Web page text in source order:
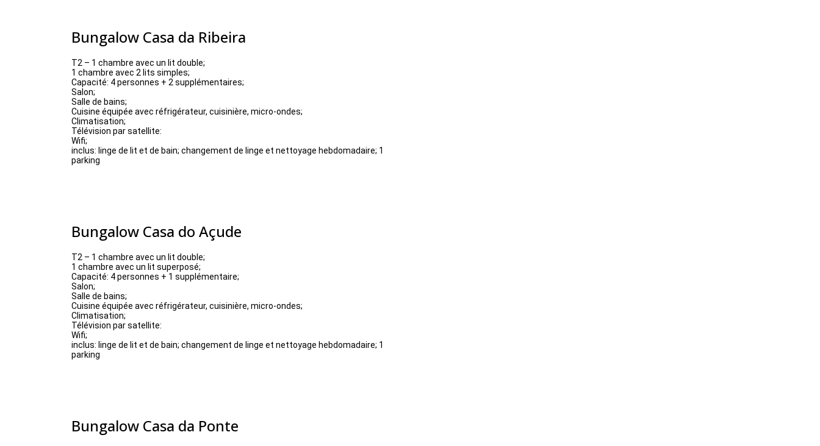
Bungalow Casa da Ribeira
T2 – 1 chambre avec un lit double;
1 chambre avec 2 lits simples;
Capacité: 4 personnes + 2 supplémentaires;
Salon;
Salle de bains;
Cuisine équipée avec réfrigérateur, cuisinière, micro-ondes;
Climatisation;
Télévision par satellite:
Wifi;
inclus: linge de lit et de bain; changement de linge et nettoyage hebdomadaire; 1
parking
Bungalow Casa do Açude
T2 – 1 chambre avec un lit double;
1 chambre avec un lit superposé;
Capacité: 4 personnes + 1 supplémentaire;
Salon;
Salle de bains;
Cuisine équipée avec réfrigérateur, cuisinière, micro-ondes;
Climatisation;
Télévision par satellite:
Wifi;
inclus: linge de lit et de bain; changement de linge et nettoyage hebdomadaire; 1
parking
Bungalow Casa da Ponte